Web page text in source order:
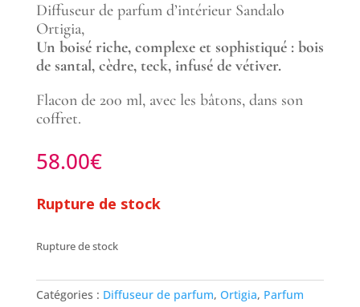
Diffuseur de parfum d’intérieur Sandalo
Ortigia,
Un boisé riche, complexe et sophistiqué : bois
de santal, cèdre, teck, infusé de vétiver.
Flacon de 200 ml, avec les bâtons, dans son
coffret.
58.00€
Rupture de stock
Rupture de stock
Catégories : Diffuseur de parfum, Ortigia, Parfum